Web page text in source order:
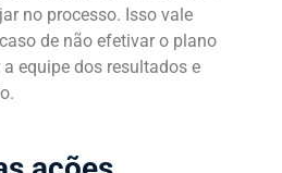
no processo. Isso vale
de não efetivar o plano
equipe dos resultados e